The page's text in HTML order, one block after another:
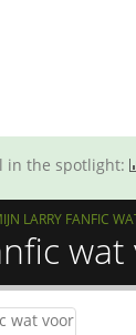
in the spotlight:
LARRY FANFIC
wat voor